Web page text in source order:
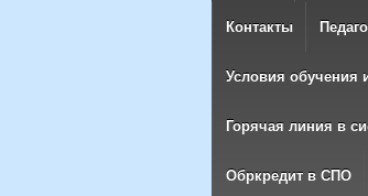
Контакты
Условия обучения
Горячая линия в
Обркредит в СПО